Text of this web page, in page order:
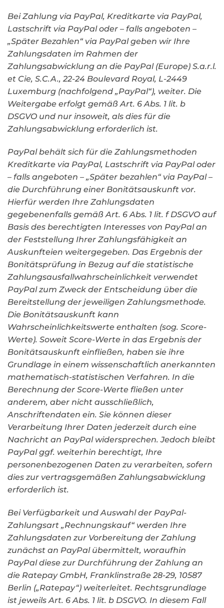
Bei Zahlung via PayPal, Kreditkarte via PayPal,
Lastschrift via PayPal oder – falls angeboten –
„Später Bezahlen“ via PayPal geben wir Ihre
Zahlungsdaten im Rahmen der
Zahlungsabwicklung an die PayPal (Europe) S.a.r.l.
et Cie, S.C.A., 22-24 Boulevard Royal, L-2449
Luxemburg (nachfolgend „PayPal“), weiter. Die
Weitergabe erfolgt gemäß Art. 6 Abs. 1 lit. b
DSGVO und nur insoweit, als dies für die
Zahlungsabwicklung erforderlich ist.
PayPal behält sich für die Zahlungsmethoden
Kreditkarte via PayPal, Lastschrift via PayPal oder
– falls angeboten – „Später bezahlen“ via PayPal –
die Durchführung einer Bonitätsauskunft vor.
Hierfür werden Ihre Zahlungsdaten
gegebenenfalls gemäß Art. 6 Abs. 1 lit. f DSGVO auf
Basis des berechtigten Interesses von PayPal an
der Feststellung Ihrer Zahlungsfähigkeit an
Auskunfteien weitergegeben. Das Ergebnis der
Bonitätsprüfung in Bezug auf die statistische
Zahlungsausfallwahrscheinlichkeit verwendet
PayPal zum Zweck der Entscheidung über die
Bereitstellung der jeweiligen Zahlungsmethode.
Die Bonitätsauskunft kann
Wahrscheinlichkeitswerte enthalten (sog. Score-
Werte). Soweit Score-Werte in das Ergebnis der
Bonitätsauskunft einfließen, haben sie ihre
Grundlage in einem wissenschaftlich anerkannten
mathematisch-statistischen Verfahren. In die
Berechnung der Score-Werte fließen unter
anderem, aber nicht ausschließlich,
Anschriftendaten ein. Sie können dieser
Verarbeitung Ihrer Daten jederzeit durch eine
Nachricht an PayPal widersprechen. Jedoch bleibt
PayPal ggf. weiterhin berechtigt, Ihre
personenbezogenen Daten zu verarbeiten, sofern
dies zur vertragsgemäßen Zahlungsabwicklung
erforderlich ist.
Bei Verfügbarkeit und Auswahl der PayPal-
Zahlungsart „Rechnungskauf“ werden Ihre
Zahlungsdaten zur Vorbereitung der Zahlung
zunächst an PayPal übermittelt, woraufhin
PayPal diese zur Durchführung der Zahlung an
die Ratepay GmbH, Franklinstraße 28-29, 10587
Berlin („Ratepay“) weiterleitet. Rechtsgrundlage
ist jeweils Art. 6 Abs. 1 lit. b DSGVO. In diesem Fall